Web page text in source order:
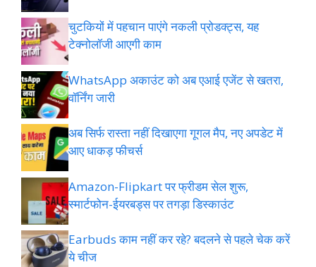
चुटकियों में पहचान पाएंगे नकली प्रोडक्ट्स, यह
टेक्नोलॉजी आएगी काम
WhatsApp अकाउंट को अब एआई एजेंट से खतरा,
वॉर्निंग जारी
अब सिर्फ रास्ता नहीं दिखाएगा गूगल मैप, नए अपडेट में
आए धाकड़ फीचर्स
Amazon-Flipkart पर फ्रीडम सेल शुरू,
स्मार्टफोन-ईयरबड्स पर तगड़ा डिस्काउंट
Earbuds काम नहीं कर रहे? बदलने से पहले चेक करें
ये चीज